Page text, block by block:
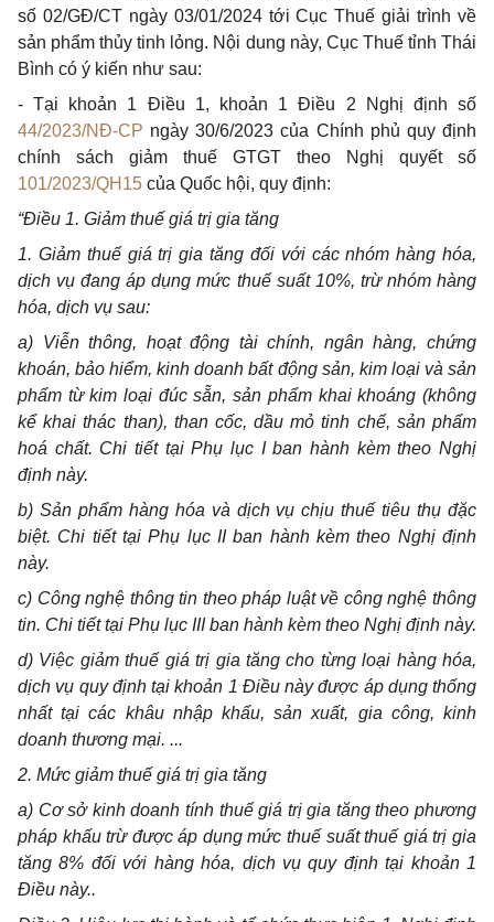
số 02/GĐ/CT ngày 03/01/2024 tới Cục Thuế giải trình về
sản phẩm thủy tinh lỏng. Nội dung này, Cục Thuế tỉnh Thái
Bình có ý kiến như sau:
- Tại khoản 1 Điều 1, khoản 1 Điều 2 Nghị định số
44/2023/NĐ-CP ngày 30/6/2023 của Chính phủ quy định
chính sách giảm thuế GTGT theo Nghị quyết số
101/2023/QH15 của Quốc hội, quy định:
“Điều 1. Giảm thuế giá trị gia tăng
1. Giảm thuế giá trị gia tăng đối với các nhóm hàng hóa,
dịch vụ đang áp dụng mức thuế suất 10%, trừ nhóm hàng
hóa, dịch vụ sau:
a) Viễn thông, hoạt động tài chính, ngân hàng, chứng
khoán, bảo hiểm, kinh doanh bất động sản, kim loại và sản
phẩm từ kim loại đúc sẵn, sản phẩm khai khoáng (không
kể khai thác than), than cốc, dầu mỏ tinh chế, sản phẩm
hoá chất. Chi tiết tại Phụ lục I ban hành kèm theo Nghị
định này.
b) Sản phẩm hàng hóa và dịch vụ chịu thuế tiêu thụ đặc
biệt. Chi tiết tại Phụ lục II ban hành kèm theo Nghị định
này.
c) Công nghệ thông tin theo pháp luật về công nghệ thông
tin. Chi tiết tại Phụ lục III ban hành kèm theo Nghị định này.
d) Việc giảm thuế giá trị gia tăng cho từng loại hàng hóa,
dịch vụ quy định tại khoản 1 Điều này được áp dụng thống
nhất tại các khâu nhập khẩu, sản xuất, gia công, kinh
doanh thương mại. ...
2. Mức giảm thuế giá trị gia tăng
a) Cơ sở kinh doanh tính thuế giá trị gia tăng theo phương
pháp khấu trừ được áp dụng mức thuế suất thuế giá trị gia
tăng 8% đối với hàng hóa, dịch vụ quy định tại khoản 1
Điều này..